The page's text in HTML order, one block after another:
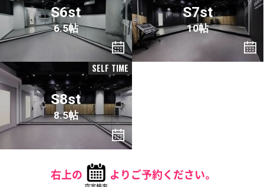
S6st
6.5帖
S7st
10帖
SELF TIME
S8st
8.5帖
右上の よりご予約ください。